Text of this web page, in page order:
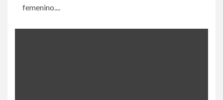
femenino....